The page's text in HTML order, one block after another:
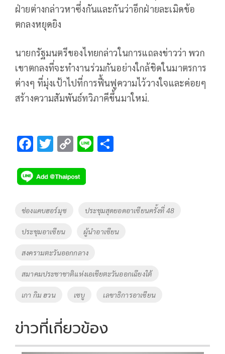
ฝ่ายต่างกล่าวหาซึ่งกันและกันว่าอีกฝ่ายละเมิดข้อ
ตกลงหยุดยิง
นายกรัฐมนตรีของไทยกล่าวในการแถลงข่าวว่า พวก
เขาตกลงที่จะทำงานร่วมกันอย่างใกล้ชิดในมาตรการ
ต่างๆ ที่มุ่งเป้าไปที่การฟื้นฟูความไว้วางใจและค่อยๆ
สร้างความสัมพันธ์ทวิภาคีขึ้นมาใหม่.
F
e
b
o
k
T
tt
er
C
p
y
Li
Li
Tags
ช่องแคบฮอร์มุซ ประชุมสุดยอดอาเซียนครั้งที่ 48
ประชุมอาเซียน ผู้นำอาเซียน
สงครามตะวันออกกลาง
สมาคมประชาชาติแห่งเอเชียตะวันออกเฉียงใต้
เกา กิม ฮวน เซบู เลขาธิการอาเซียน
ข่าวที่เกี่ยวข้อง